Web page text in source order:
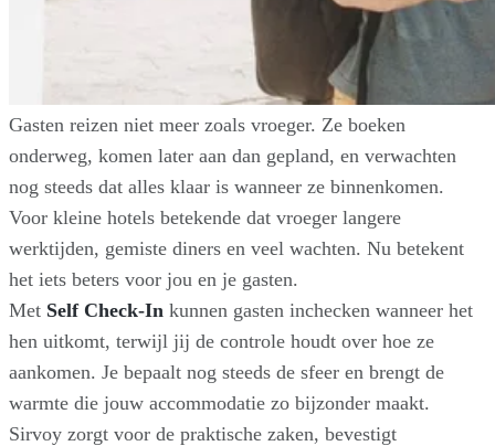
Gasten reizen niet meer zoals vroeger. Ze boeken
onderweg, komen later aan dan gepland, en verwachten
nog steeds dat alles klaar is wanneer ze binnenkomen.
Voor kleine hotels betekende dat vroeger langere
werktijden, gemiste diners en veel wachten. Nu betekent
het iets beters voor jou en je gasten.
Met Self Check-In kunnen gasten inchecken wanneer het
hen uitkomt, terwijl jij de controle houdt over hoe ze
aankomen. Je bepaalt nog steeds de sfeer en brengt de
warmte die jouw accommodatie zo bijzonder maakt.
Sirvoy zorgt voor de praktische zaken, bevestigt